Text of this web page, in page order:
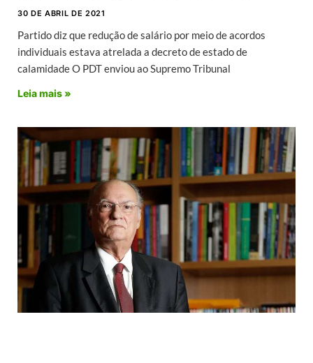
30 DE ABRIL DE 2021
Partido diz que redução de salário por meio de acordos
individuais estava atrelada a decreto de estado de
calamidade O PDT enviou ao Supremo Tribunal
Leia mais »